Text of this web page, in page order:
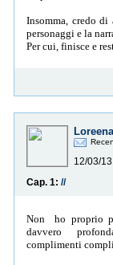
Insomma, credo
personaggi e la
Per cui, finisce e
12/03/
Cap. 1: //
Non ho proprio
davvero
complimenti